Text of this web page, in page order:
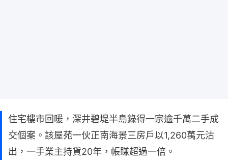
住宅樓市回暖，深井碧堤半島錄得一宗逾千萬二手成
交個案。該屋苑一伙正南海景三房戶以1,260萬元沽
出，一手業主持貨20年，帳賺超過一倍。